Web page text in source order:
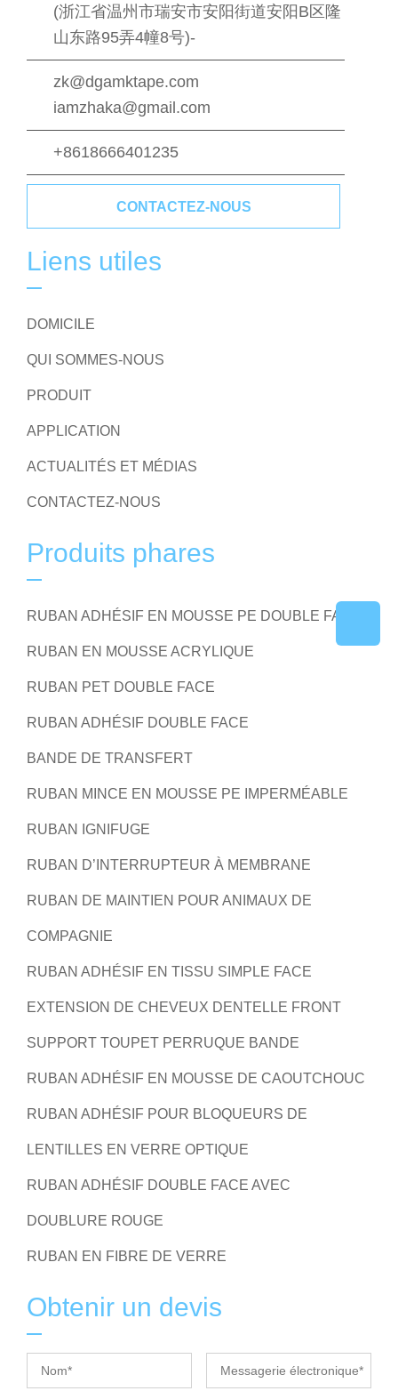
(浙江省温州市瑞安市安阳街道安阳B区隆
山东路95弄4幢8号)-
zk@dgamktape.com
iamzhaka@gmail.com
+8618666401235
CONTACTEZ-NOUS
Liens utiles
DOMICILE
QUI SOMMES-NOUS
PRODUIT
APPLICATION
ACTUALITÉS ET MÉDIAS
CONTACTEZ-NOUS
Produits phares
RUBAN ADHÉSIF EN MOUSSE PE DOUBLE FACE
RUBAN EN MOUSSE ACRYLIQUE
RUBAN PET DOUBLE FACE
RUBAN ADHÉSIF DOUBLE FACE
BANDE DE TRANSFERT
RUBAN MINCE EN MOUSSE PE IMPERMÉABLE
RUBAN IGNIFUGE
RUBAN D’INTERRUPTEUR À MEMBRANE
RUBAN DE MAINTIEN POUR ANIMAUX DE
COMPAGNIE
RUBAN ADHÉSIF EN TISSU SIMPLE FACE
EXTENSION DE CHEVEUX DENTELLE FRONT
SUPPORT TOUPET PERRUQUE BANDE
RUBAN ADHÉSIF EN MOUSSE DE CAOUTCHOUC
RUBAN ADHÉSIF POUR BLOQUEURS DE
LENTILLES EN VERRE OPTIQUE
RUBAN ADHÉSIF DOUBLE FACE AVEC
DOUBLURE ROUGE
RUBAN EN FIBRE DE VERRE
Obtenir un devis